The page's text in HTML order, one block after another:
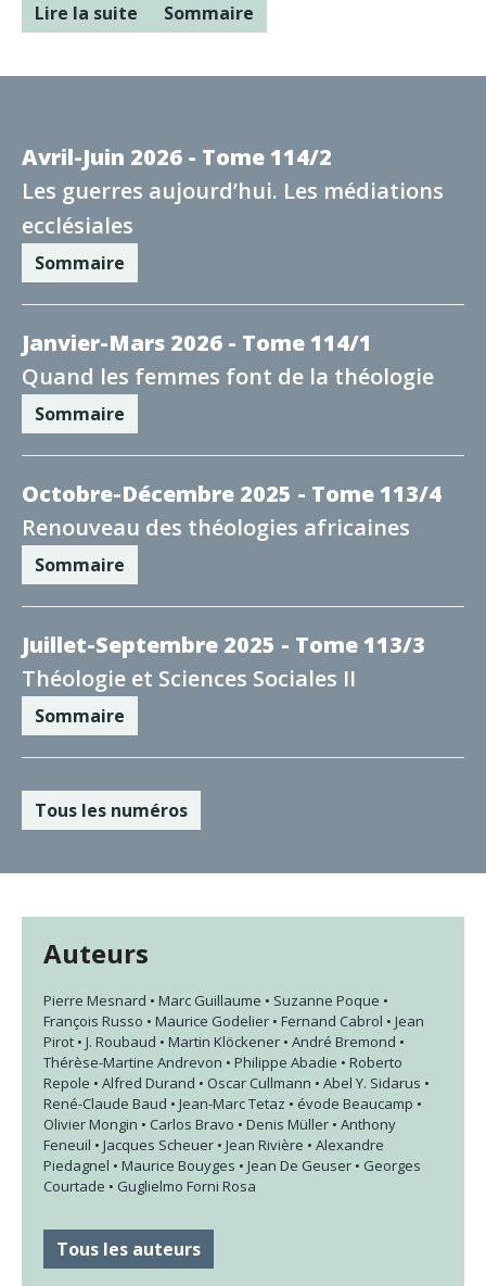
Lire la suite Sommaire
Avril-Juin 2026 - Tome 114/2
Les guerres aujourd’hui. Les médiations
ecclésiales
Sommaire
Janvier-Mars 2026 - Tome 114/1
Quand les femmes font de la théologie
Sommaire
Octobre-Décembre 2025 - Tome 113/4
Renouveau des théologies africaines
Sommaire
Juillet-Septembre 2025 - Tome 113/3
Théologie et Sciences Sociales II
Sommaire
Tous les numéros
Auteurs
Pierre Mesnard • Marc Guillaume • Suzanne Poque •
François Russo • Maurice Godelier • Fernand Cabrol • Jean
Pirot • J. Roubaud • Martin Klöckener • André Bremond •
Thérèse-Martine Andrevon • Philippe Abadie • Roberto
Repole • Alfred Durand • Oscar Cullmann • Abel Y. Sidarus •
René-Claude Baud • Jean-Marc Tetaz • évode Beaucamp •
Olivier Mongin • Carlos Bravo • Denis Müller • Anthony
Feneuil • Jacques Scheuer • Jean Rivière • Alexandre
Piedagnel • Maurice Bouyges • Jean De Geuser • Georges
Courtade • Guglielmo Forni Rosa
Tous les auteurs